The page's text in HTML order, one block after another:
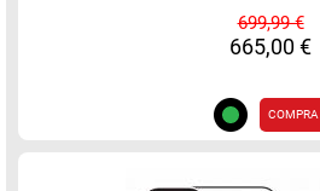
699,99 €
665,00 €
COMPRA